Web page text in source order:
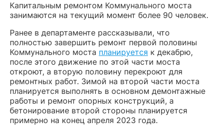
Капитальным ремонтом Коммунального моста
занимаются на текущий момент более 90 человек.
Ранее в департаменте рассказывали, что
полностью завершить ремонт первой половины
Коммунального моста планируется к декабрю,
после этого движение по этой части моста
откроют, а вторую половину перекроют для
ремонтных работ. Зимой на второй части моста
планируется выполнять в основном демонтажные
работы и ремонт опорных конструкций, а
бетонирование второй стороны планируется
примерно на конец апреля 2023 года.